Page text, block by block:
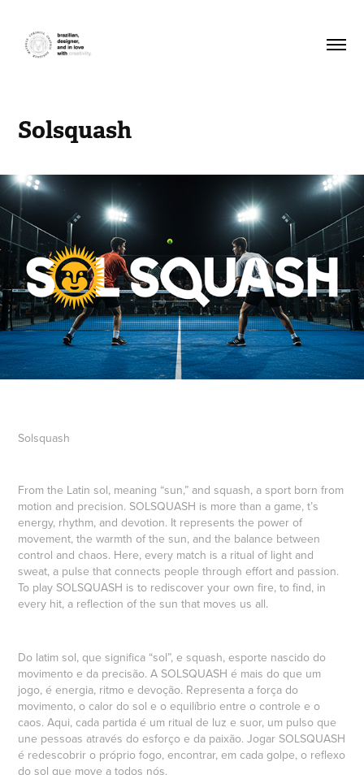
Solsquash
Solsquash
From the Latin sol, meaning “sun,” and squash, a sport born from
motion and precision. SOLSQUASH is more than a game, t’s
energy, rhythm, and devotion. It represents the power of
movement, the warmth of the sun, and the balance between
control and chaos. Here, every match is a ritual of light and
sweat, a pulse that connects people through effort and passion.
To play SOLSQUASH is to rediscover your own fire, to find, in
every hit, a reflection of the sun that moves us all.
Do latim sol, que significa “sol”, e squash, esporte nascido do
movimento e da precisão. A SOLSQUASH é mais do que um
jogo, é energia, ritmo e devoção. Representa a força do
movimento, o calor do sol e o equilíbrio entre o controle e o
caos. Aqui, cada partida é um ritual de luz e suor, um pulso que
une pessoas através do esforço e da paixão. Jogar SOLSQUASH
é redescobrir o próprio fogo, encontrar, em cada golpe, o reflexo
do sol que move a todos nós.